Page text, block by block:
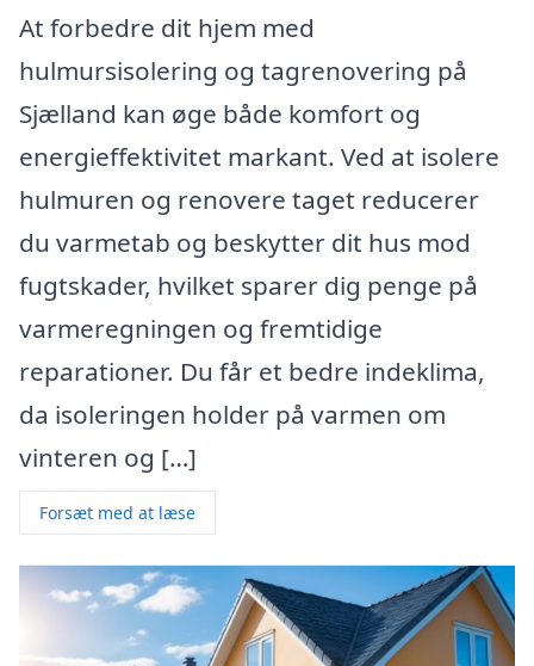
At forbedre dit hjem med
hulmursisolering og tagrenovering på
Sjælland kan øge både komfort og
energieffektivitet markant. Ved at isolere
hulmuren og renovere taget reducerer
du varmetab og beskytter dit hus mod
fugtskader, hvilket sparer dig penge på
varmeregningen og fremtidige
reparationer. Du får et bedre indeklima,
da isoleringen holder på varmen om
vinteren og […]
Forsæt med at læse